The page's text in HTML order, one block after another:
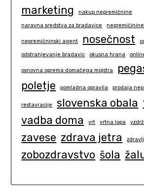
marketing nakup nepremičnine
naravna sredstva za bradavice nepremičinine
nepremičninski agent nosečnost
odstranjevanje bradavic okusna hrana
osnovna oprema domačega mojstra
poletje
pomladna opravila prodaja
restavracije slovenska obala
vadba doma
vrt vrtna lopa
zavese zdrava jetra
zobozdravstvo šola